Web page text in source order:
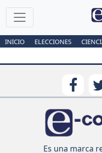
INICIO ELECCIONES
Es una marca